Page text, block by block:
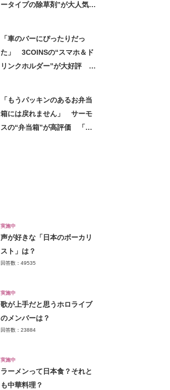
ータイプの除草剤”が大人気
「車のバーにぴったりだっ
た」 3COINSの“スマホ＆ド
リンクホルダー”が大好評
「もうパッキンのあるお弁当
箱には戻れません」 サーモ
スの“弁当箱”が高評価 「想
実施中
声が好きな「日本のボーカリ
スト」は？
回答数：49535
実施中
歌が上手だと思うホロライブ
のメンバーは？
回答数：23884
実施中
ラーメンって日本食？それと
も中華料理？